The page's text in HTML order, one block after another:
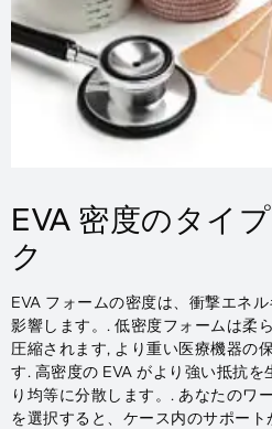
EVA 密度のタイ
ク
EVA フォームの密度は、衝撃エネ
影響します。. 低密度フォームは柔
圧縮されます, より重い医療機器の
す. 高密度の EVA がより強い抵抗を
り均等に分散します。. あなたのワ
を選択すると、ケース内のサポー